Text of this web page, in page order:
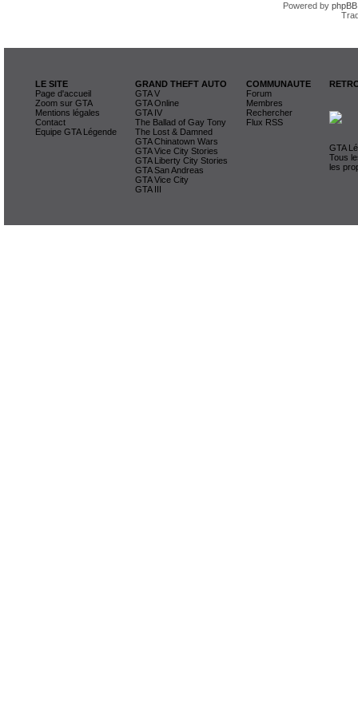
Powered by phpBB
LE SITE
Page d'accueil
Zoom sur GTA
Mentions légales
Contact
Equipe GTA Légende
GRAND THEFT AUTO
GTA V
GTA Online
GTA IV
The Ballad of Gay Tony
The Lost & Damned
GTA Chinatown Wars
GTA Vice City Stories
GTA Liberty City Stories
GTA San Andreas
GTA Vice City
GTA III
COMMUNAUTE
Forum
Membres
Rechercher
Flux RSS
GTA
Tous
les